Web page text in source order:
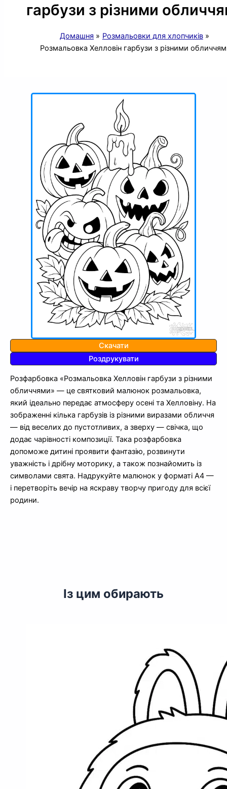
гарбузи з різними
Домашня
Розмальовки для хлопчиків
Розмальовка Хелловін гарбузи з різними
Скачати
Роздрукувати
Розфарбовка «Розмальовка Хелловін гарбузи з різними
обличчями» — це святковий малюнок розмальовка,
який ідеально передає атмосферу осені та Хелловіну. На
зображенні кілька гарбузів із різними виразами обличчя
— від веселих до пустотливих, а зверху — свічка, що
додає чарівності композиції. Така розфарбовка
допоможе дитині проявити фантазію, розвинути
уважність і дрібну моторику, а також познайомить із
символами свята. Надрукуйте малюнок у форматі А4 —
і перетворіть вечір на яскраву творчу пригоду для всієї
родини.
Із цим обирають